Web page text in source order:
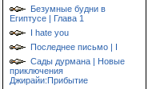
Безумные будни в
Египтусе | Глава 1
I hate you
Последнее письмо | I
Сады дурмана | Новые
приключения
Джирайи:Прибытие